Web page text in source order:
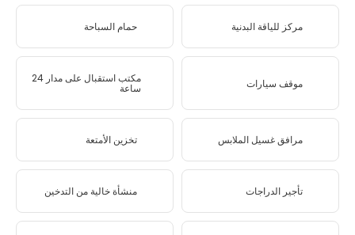
مركز للياقة البدنية حمام السباحة
موقف سيارات مكتب استقبال على مدار 24
ساعة
مرافق غسيل الملابس تخزين الأمتعة
تأجير الدراجات منشأة خالية من التدخين